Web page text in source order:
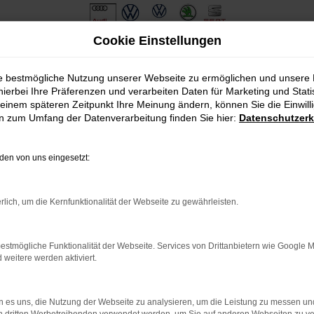
bestimmter Seiten verhindern. Funktioniert die Seite in
dem neuesten Stand sind.
kann auch dazu führen, dass bestimmte Funktionen nicht
Cookie Einstellungen
bestmögliche Nutzung unserer Webseite zu ermöglichen und unsere
Ihre Präferenzen und verarbeiten Daten für Marketing und
späteren Zeitpunkt Ihre Meinung ändern, können Sie die
zum Umfang der Datenverarbeitung finden Sie hier:
von uns eingesetzt:
um die Kernfunktionalität der Webseite zu gewährleisten.
Funktionalität der Webseite. Services von Drittanbietern wie Google
weitere werden aktiviert.
es uns, die Nutzung der Webseite zu analysieren, um die Leistung zu messen